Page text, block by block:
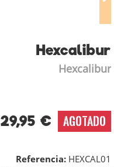
Hexcalibur
Hexcalibur
29,95 € AGOTADO
Referencia: HEXCAL01